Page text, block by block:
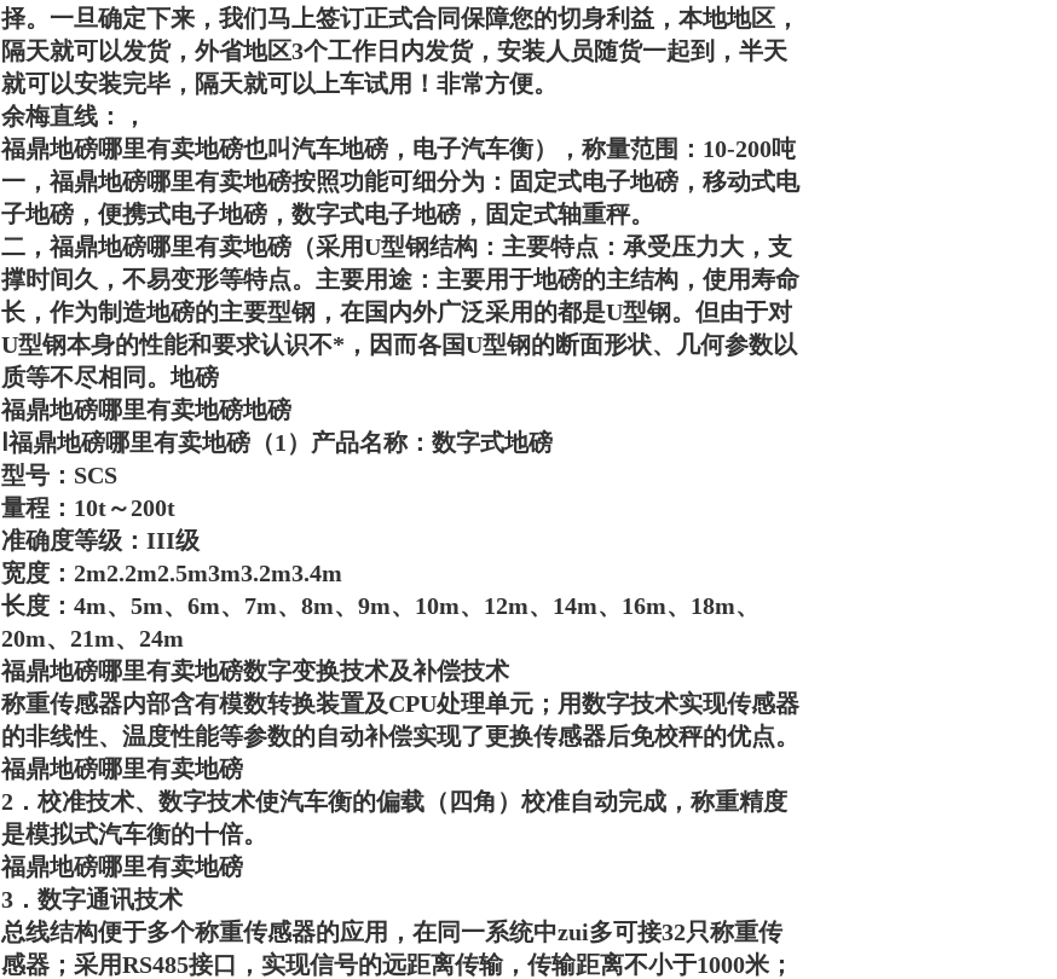
择。一旦确定下来，我们马上签订正式合同保障您的切身利益，本地地区，
隔天就可以发货，外省地区3个工作日内发货，安装人员随货一起到，半天
就可以安装完毕，隔天就可以上车试用！非常方便。
余梅直线：，
福鼎地磅哪里有卖地磅也叫汽车地磅，电子汽车衡），称量范围：10-200吨
一，福鼎地磅哪里有卖地磅按照功能可细分为：固定式电子地磅，移动式电
子地磅，便携式电子地磅，数字式电子地磅，固定式轴重秤。
二，福鼎地磅哪里有卖地磅 （采用U型钢结构：主要特点：承受压力大，支
撑时间久，不易变形等特点。主要用途：主要用于地磅的主结构，使用寿命
长，作为制造地磅的主要型钢，在国内外广泛采用的都是U型钢。但由于对
U型钢本身的性能和要求认识不*，因而各国U型钢的断面形状、几何参数以
质等不尽相同。地磅
福鼎地磅哪里有卖地磅地磅
Ⅰ福鼎地磅哪里有卖地磅 （1）产品名称：数字式地磅
型号：SCS
量程：10t～200t
准确度等级：III级
宽度：2m2.2m2.5m3m3.2m3.4m
长度：4m、5m、6m、7m、8m、9m、10m、12m、14m、16m、18m、
20m、21m、24m
福鼎地磅哪里有卖地磅数字变换技术及补偿技术
称重传感器内部含有模数转换装置及CPU处理单元；用数字技术实现传感器
的非线性、温度性能等参数的自动补偿实现了更换传感器后免校秤的优点。
福鼎地磅哪里有卖地磅
2．校准技术、数字技术使汽车衡的偏载（四角）校准自动完成，称重精度
是模拟式汽车衡的十倍。
福鼎地磅哪里有卖地磅
3．数字通讯技术
总线结构便于多个称重传感器的应用，在同一系统中zui多可接32只称重传
感器；采用RS485接口，实现信号的远距离传输，传输距离不小于1000米；